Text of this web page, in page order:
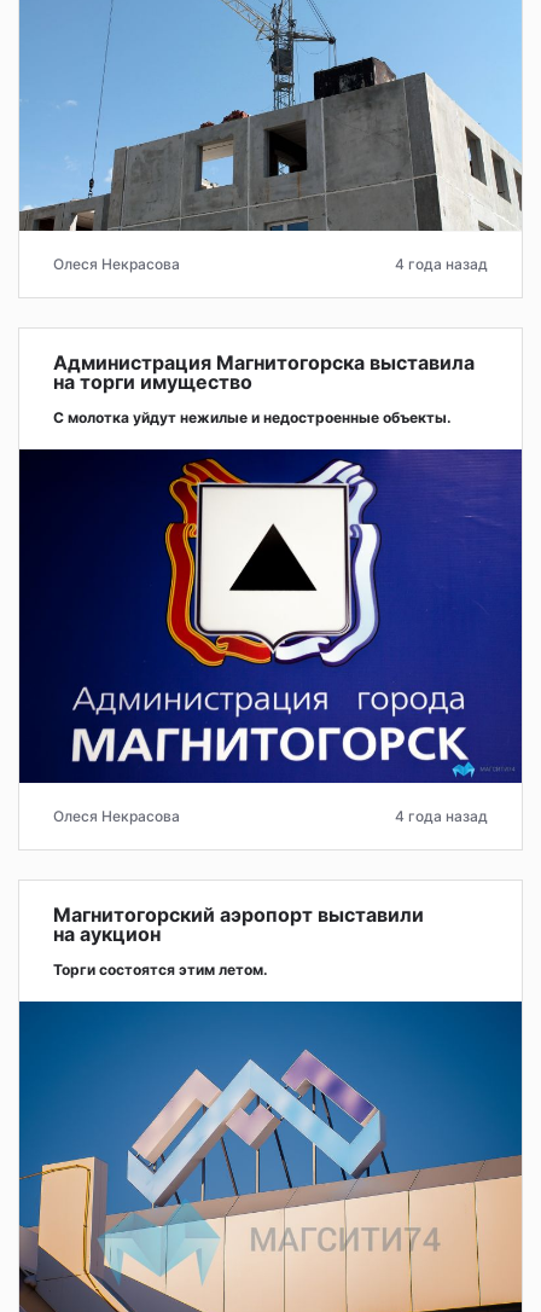
Олеся Некрасова 4 года назад
Администрация Магнитогорска выставила
на торги имущество
С молотка уйдут нежилые и недостроенные объекты.
Олеся Некрасова 4 года назад
Магнитогорский аэропорт выставили
на аукцион
Торги состоятся этим летом.